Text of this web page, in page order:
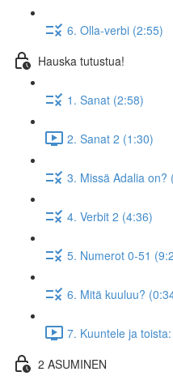
6. Olla-verbi (2:55)
Hauska tutustua!
1. Sanat (2:58)
2. Sanat 2 (1:30)
3. Missä Adalia on?
4. Verbit 2 (4:36)
5. Numerot 0-51
6. Mitä kuuluu?
7. Kuuntele ja
2 ASUMINEN